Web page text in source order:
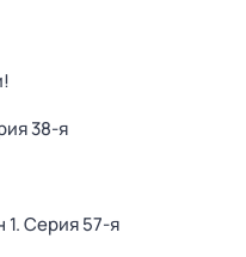
38-я
1. Серия 57-я